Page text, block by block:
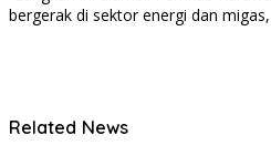
bergerak di sektor energi dan
Related News